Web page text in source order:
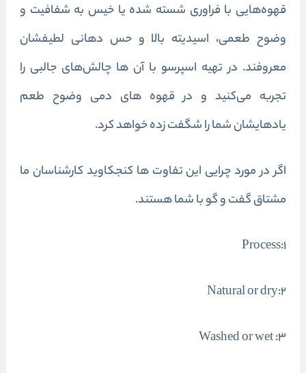
قهوه‌هایی با فراوری شسته شده یا خیس به شفافیت و
وضوح طعمی، اسیدیته بالا و حس دهانی لطیفشان
معروفند. در تهیه اسپرسو با آن ها چالش‌های جالبی را
تجربه می‌کنید و در قهوه های دمی وضوح طعم
یادهایشان شما را شگفت زده خواهد کرد.
اگر در مورد چرایی این تفاوت ها کنجکاوید کارشناسان ما
مشتاق گفت و گو با شما هستند.
۱:Process
۲:Natural or dry
۳: Washed or wet